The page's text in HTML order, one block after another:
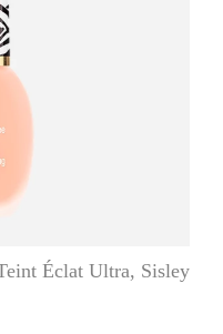
Éclat Ultra, Sisley